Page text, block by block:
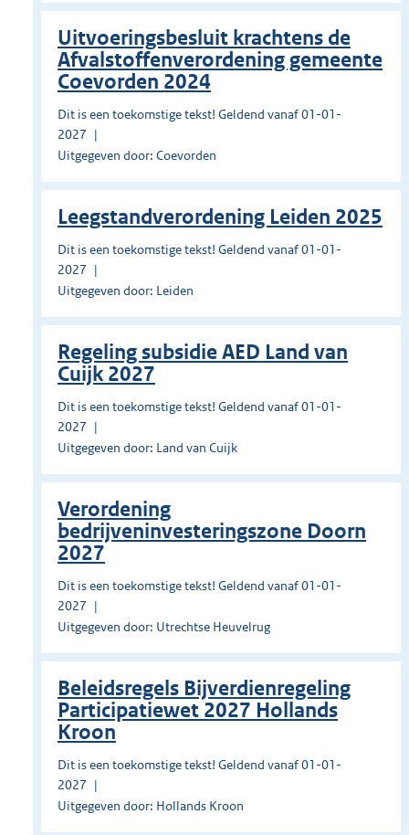
Uitvoeringsbesluit krachtens de
Afvalstoffenverordening gemeente
Coevorden 2024
Dit is een toekomstige tekst! Geldend vanaf 01-01-
2027
Uitgegeven door: Coevorden
Leegstandverordening Leiden 2025
Dit is een toekomstige tekst! Geldend vanaf 01-01-
2027
Uitgegeven door: Leiden
Regeling subsidie AED Land van
Cuijk 2027
Dit is een toekomstige tekst! Geldend vanaf 01-01-
2027
Uitgegeven door: Land van Cuijk
Verordening
bedrijveninvesteringszone Doorn
2027
Dit is een toekomstige tekst! Geldend vanaf 01-01-
2027
Uitgegeven door: Utrechtse Heuvelrug
Beleidsregels Bijverdienregeling
Participatiewet 2027 Hollands
Kroon
Dit is een toekomstige tekst! Geldend vanaf 01-01-
2027
Uitgegeven door: Hollands Kroon